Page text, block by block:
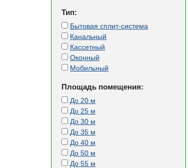
Тип:
Бытовая сплит-система
Канальный
Кассетный
Оконный
Мобильный
Площадь помещения:
До 20 м
До 25 м
До 30 м
До 35 м
До 40 м
До 50 м
До 55 м